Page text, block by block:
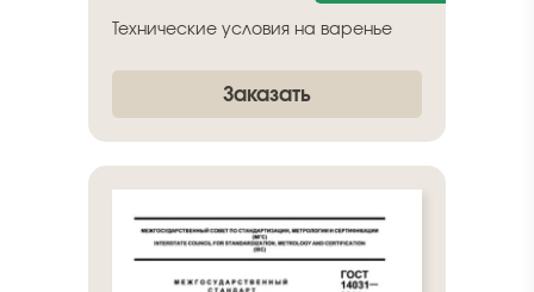
Технические условия на варенье
Заказать